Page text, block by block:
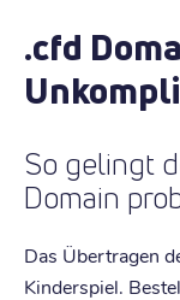
.cfd
So gelingt
Domain
Das Übertragen
Kinderspiel.